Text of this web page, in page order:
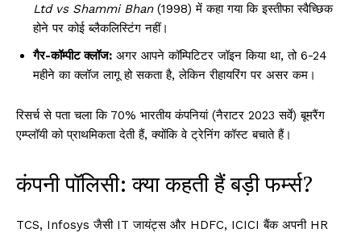
Ltd vs Shammi Bhan(1998) में कहा गया कि इस्तीफा स्वैच्छिक
होने पर कोई ब्लैकलिस्टिंग नहीं।
गैर-कॉम्पीट क्लॉज: अगर आपने कॉम्पिटिटर जॉइन किया था, तो 6-24
महीने का क्लॉज लागू हो सकता है, लेकिन रीहायरिंग पर असर कम।
रिसर्च से पता चला कि 70% भारतीय कंपनियां (नैराटर 2023 सर्वे) बूमरैंग
एम्प्लॉयी को प्राथमिकता देती हैं, क्योंकि वे ट्रेनिंग कॉस्ट बचाते हैं।
कंपनी पॉलिसी: क्या कहती हैं बड़ी फर्म्स?
TCS, Infosys जैसी IT जायंट्स और HDFC, ICICI बैंक अपनी HR